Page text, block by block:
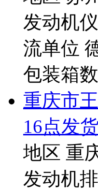
发动机
流单位
包装箱
重庆市
16点发货
地区 重
发动机